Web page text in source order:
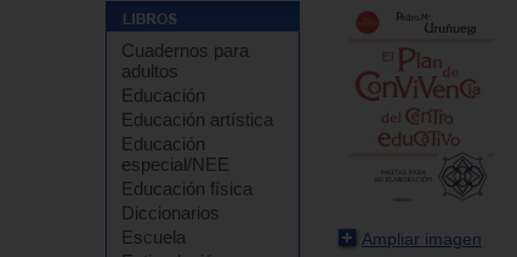
Cuadernos para
adultos
Educación
Educación artística
Educación
especial/NEE
Educación física
Diccionarios
Escuela
Ampliar imagen